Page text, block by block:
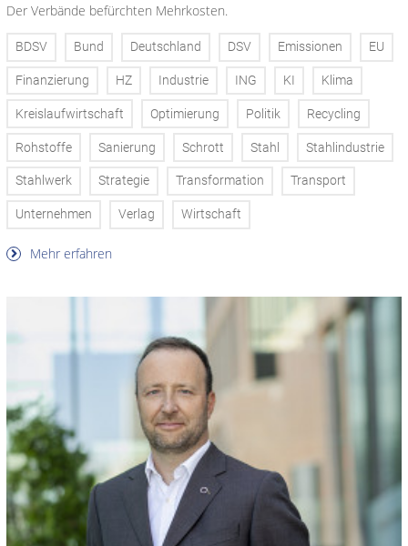
Der Verbände befürchten Mehrkosten.
BDSV Bund Deutschland DSV Emissionen EU
Finanzierung HZ Industrie ING KI Klima
Kreislaufwirtschaft Optimierung Politik Recycling
Rohstoffe Sanierung Schrott Stahl Stahlindustrie
Stahlwerk Strategie Transformation Transport
Unternehmen Verlag Wirtschaft
Mehr erfahren